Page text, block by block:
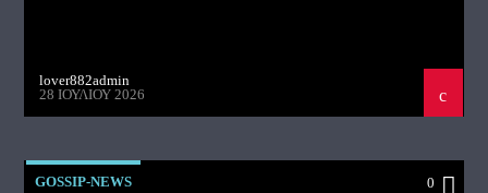
lover882admin
28 ΙΟΥΛΊΟΥ 2026
GOSSIP-NEWS 0